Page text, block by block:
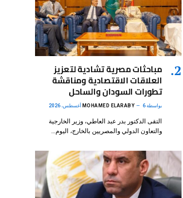
مباحثات مصرية تشادية لتعزيز
العلاقات الاقتصادية ومناقشة
تطورات السودان والساحل
بواسطة MOHAMED ELARABY 6 أغسطس، 2026
التقى الدكتور بدر عبد العاطي، وزير الخارجية
والتعاون الدولي والمصريين بالخارج، اليوم…